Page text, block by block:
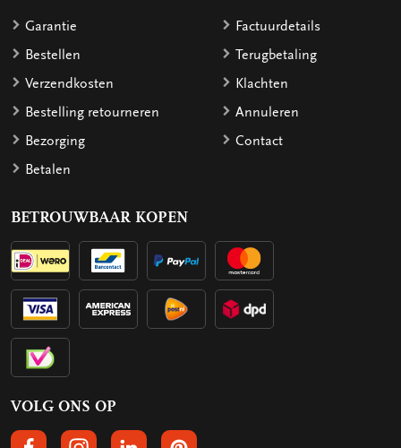
Garantie
Bestellen
Verzendkosten
Bestelling retourneren
Bezorging
Betalen
Factuurdetails
Terugbetaling
Klachten
Annuleren
Contact
BETROUWBAAR KOPEN
VOLG ONS OP